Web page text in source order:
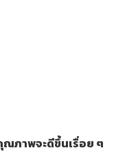
ณภาพจะดีขึ้นเรื่อย ๆ